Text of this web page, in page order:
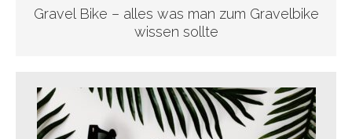
Gravel Bike – alles was man zum Gravelbike
wissen sollte